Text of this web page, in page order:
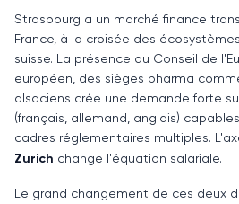
Strasbourg a un marché finance
France, à la croisée des
suisse. La présence du Conseil de
européen, des sièges pharma
alsaciens crée une demande forte
(français, allemand, anglais)
cadres réglementaires multiples.
Zurich change l'équation salariale.
Le grand changement de ces deux